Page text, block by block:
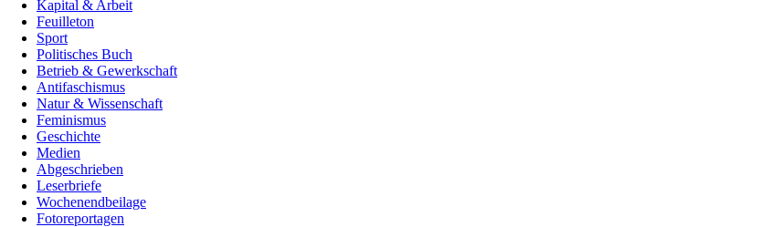
Kapital & Arbeit
Feuilleton
Sport
Politisches Buch
Betrieb & Gewerkschaft
Antifaschismus
Natur & Wissenschaft
Feminismus
Geschichte
Medien
Abgeschrieben
Leserbriefe
Wochenendbeilage
Fotoreportagen